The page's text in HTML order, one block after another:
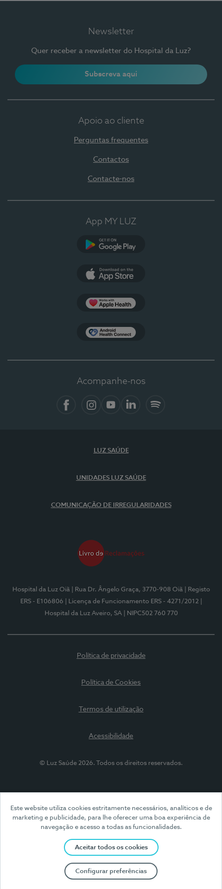
Este website utiliza cookies estritamente necessários, analíticos e de
marketing e publicidade, para lhe oferecer uma boa experiência de
navegação e acesso a todas as funcionalidades.
Aceitar todos os cookies
Configurar preferências
Newsletter
Quer receber a newsletter do Hospital da Luz?
Subscreva aqui
Apoio ao cliente
Perguntas frequentes
Contactos
Contacte-nos
App MY LUZ
Acompanhe-nos
LUZ SAÚDE
UNIDADES LUZ SAÚDE
COMUNICAÇÃO DE IRREGULARIDADES
Hospital da Luz Oiã | Rua Dr. Ângelo Graça, 3770-908 Oiã
| Registo
ERS - E106806
| Licença de Funcionamento ERS - 4271/2012
Hospital da Luz Aveiro, SA
| NIPC502 760 770
Política de privacidade
Política de Cookies
Termos de utilização
Acessibilidade
© Luz Saúde 2026. Todos os direitos reservados.